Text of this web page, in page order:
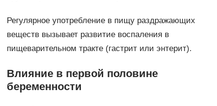
Регулярное употребление в пищу раздражающих
веществ вызывает развитие воспаления в
пищеварительном тракте (гастрит или энтерит).
Влияние в первой половине
беременности